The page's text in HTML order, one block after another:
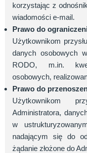
korzystając z
wiadomości e-mail.
Prawo do
Użytkownikom
danych osobowych
RODO, m.in.
osobowych,
Prawo do
Użytkownikom
Administratora,
w
nadającym się do
żądanie złożone do